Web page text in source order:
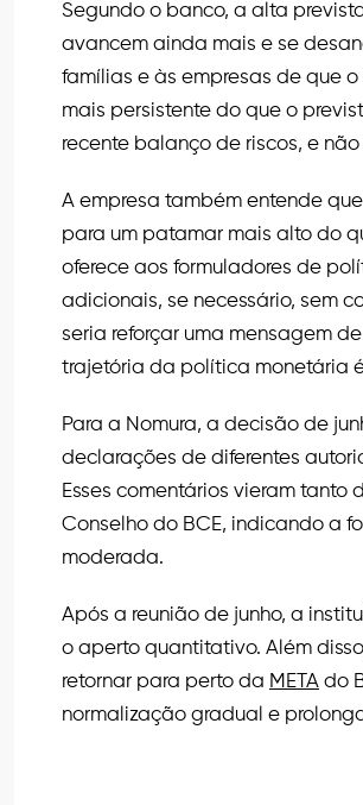
Segundo o banco, a alta
avancem ainda mais e se
famílias e às empresas de que
mais persistente do que o
recente balanço de riscos, e
A empresa também entende
para um patamar mais alto do
oferece aos formuladores de
adicionais, se necessário, sem
seria reforçar uma mensagem
trajetória da política monetária
Para a Nomura, a decisão de
declarações de diferentes
Esses comentários vieram tanto
Conselho do BCE, indicando a
moderada.
Após a reunião de junho, a
o aperto quantitativo. Além
retornar para perto da META do
normalização gradual e